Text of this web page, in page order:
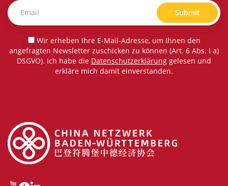
Submit
Wir erheben Ihre E-Mail-Adresse, um Ihnen den
angefragten Newsletter zuschicken zu können (Art. 6 Abs. I a)
DSGVO). Ich habe die Datenschutzerklärung gelesen und
erkläre mich damit einverstanden.